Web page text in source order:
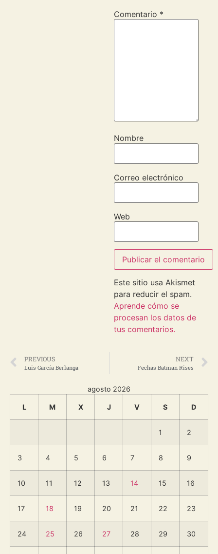
Comentario *
Nombre
Correo electrónico
Web
Este sitio usa Akismet
para reducir el spam.
Aprende cómo se
procesan los datos de
tus comentarios.
PREVIOUS
Luis García Berlanga
NEXT
Fechas Batman Rises
agosto 2026
L M X J V S D
1 2
3 4 5 6 7 8 9
10 11 12 13 14 15 16
17 18 19 20 21 22 23
24 25 26 27 28 29 30